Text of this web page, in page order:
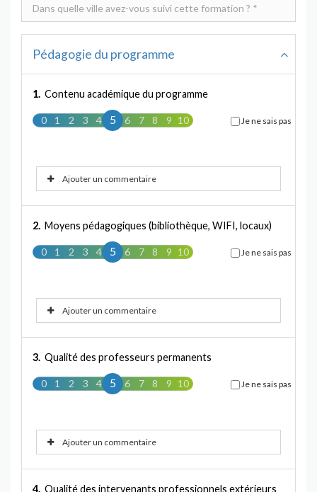
Pédagogie du programme
1. Contenu académique du programme
5
0 1 2 3 4 5 6 7 8 9 10 Je ne sais pas
Ajouter un commentaire
2. Moyens pédagogiques (bibliothèque, WIFI, locaux)
5
0 1 2 3 4 5 6 7 8 9 10 Je ne sais pas
Ajouter un commentaire
3. Qualité des professeurs permanents
5
0 1 2 3 4 5 6 7 8 9 10 Je ne sais pas
Ajouter un commentaire
4. Qualité des intervenants professionnels extérieurs